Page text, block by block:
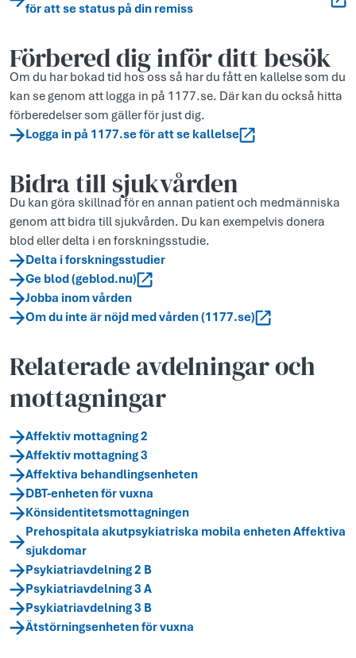
för att se status på din remiss
Förbered dig inför ditt besök
Om du har bokad tid hos oss så har du fått en kallelse som du
kan se genom att logga in på 1177.se. Där kan du också hitta
förberedelser som gäller för just dig.
Logga in på 1177.se för att se kallelse
Bidra till sjukvården
Du kan göra skillnad för en annan patient och medmänniska
genom att bidra till sjukvården. Du kan exempelvis donera
blod eller delta i en forskningsstudie.
Delta i forskningsstudier
Ge blod (geblod.nu)
Jobba inom vården
Om du inte är nöjd med vården (1177.se)
Relaterade avdelningar och
mottagningar
Affektiv mottagning 2
Affektiv mottagning 3
Affektiva behandlingsenheten
DBT-enheten för vuxna
Könsidentitetsmottagningen
Prehospitala akutpsykiatriska mobila enheten Affektiva
sjukdomar
Psykiatriavdelning 2 B
Psykiatriavdelning 3 A
Psykiatriavdelning 3 B
Ätstörningsenheten för vuxna